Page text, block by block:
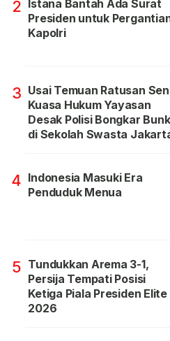
2 Istana Bantah Ada Surat
Presiden untuk
Kapolri
3 Usai Temuan Ratusan
Kuasa Hukum Yayasan
Desak Polisi Bongkar
di Sekolah Swasta
4 Indonesia Masuki Era
Penduduk Menua
5 Tundukkan Arema 3-1,
Persija Tempati Posisi
Ketiga Piala Presiden Elite
2026